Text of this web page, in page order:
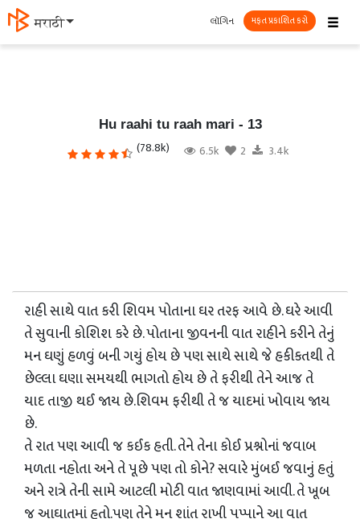
मराठी ☰
લૉગિન મફત પ્રકાશિત કરો
Hu raahi tu raah mari - 13
(78.8k) 6.5k 2 3.4k
રાહી સાથે વાત કરી શિવમ પોતાના ઘર તરફ આવે છે. ઘરે આવી
તે સુવાની કોશિશ કરે છે. પોતાના જીવનની વાત રાહીને કરીને તેનું
મન ઘણું હળવું બની ગયું હોય છે પણ સાથે સાથે જે હકીકતથી તે
છેલ્લા ઘણા સમયથી ભાગતો હોય છે તે ફરીથી તેને આજ તે
યાદ તાજી થઈ જાય છે.શિવમ ફરીથી તે જ યાદમાં ખોવાય જાય
છે.
તે રાત પણ આવી જ કઈક હતી. તેને તેના કોઈ પ્રશ્નોનાં જવાબ
મળતા નહોતા અને તે પૂછે પણ તો કોને? સવારે મુંબઈ જવાનું હતું
અને રાત્રે તેની સામે આટલી મોટી વાત જાણવામાં આવી. તે ખૂબ
જ આઘાતમાં હતો.પણ તેને મન શાંત રાખી પપ્પાને આ વાત